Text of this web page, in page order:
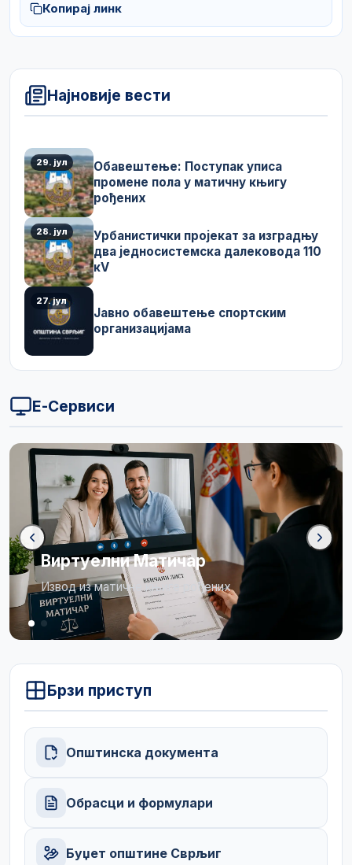
Копирај линк
Најновије вести
29. јул
Обавештење: Поступак уписа
промене пола у матичну књигу
рођених
28. јул
Урбанистички пројекат за изградњу
два једносистемска далековода 110
кV
27. јул
Јавно обавештење спортским
организацијама
Е-Сервиси
Бирачки списак
Огласна табла
Брзи приступ
Општинска документа
Обрасци и формулари
Буџет општине Сврљиг